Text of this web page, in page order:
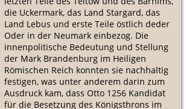
die Uckermark, das Land Stargard, das
Land Lebus und erste Teile östlich deder
Oder in der Neumark einbezog. Die
innenpolitische Bedeutung und Stellung
der Mark Brandenburg im Heiligen
Römischen Reich konnten sie nachhaltig
festigen, was unter anderem darin zum
Ausdruck kam, dass Otto 1256 Kandidat
für die Besetzung des Königsthrons im